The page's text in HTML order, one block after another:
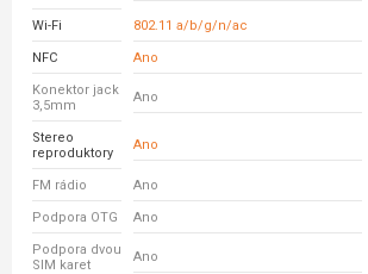
Wi-Fi 802.11 a/b/g/n/ac
NFC Ano
Konektor jack
3,5mm
Ano
Stereo
reproduktory
Ano
FM rádio Ano
Podpora OTG Ano
Podpora dvou
SIM karet
Ano